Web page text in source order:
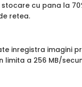
stocare cu pana la
retea.
inregistra imagini
limita a 256 MB/